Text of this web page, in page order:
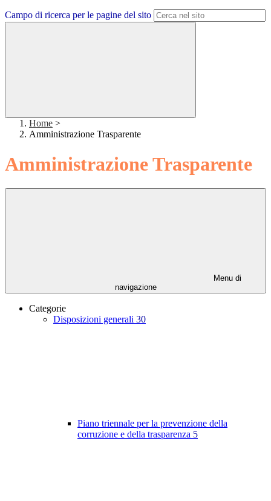
Campo di ricerca per le pagine del sito
Home >
Amministrazione Trasparente
Amministrazione Trasparente
Menu di
navigazione
Categorie
Disposizioni generali 30
Piano triennale per la prevenzione della
corruzione e della trasparenza 5